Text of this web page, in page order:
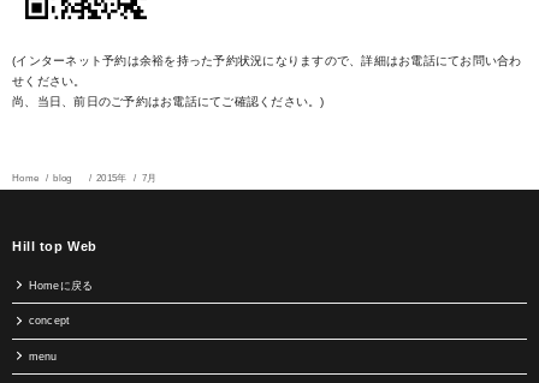
(インターネット予約は余裕を持った予約状況になりますので、詳細はお電話にてお問い合わ
せください。
尚、当日、前日のご予約はお電話にてご確認ください。)
Home blog 2015年 7月
Hill top Web
Homeに戻る
concept
menu